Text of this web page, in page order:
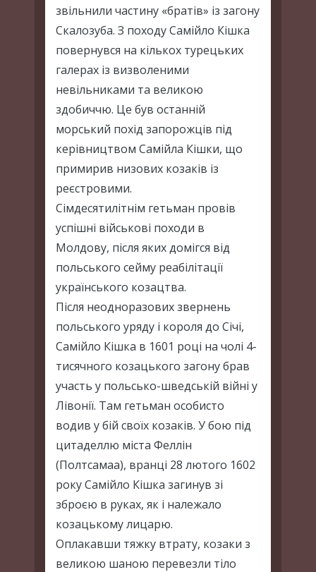
звільнили частину «братів» із загону
Скалозуба. З походу Самійло Кішка
повернувся на кількох турецьких
галерах із визволеними
невільниками та великою
здобиччю. Це був останній
морський похід запорожців під
керівництвом Самійла Кішки, що
примирив низових козаків із
реєстровими.
Сімдесятилітнім гетьман провів
успішні військові походи в
Молдову, після яких домігся від
польського сейму реабілітації
українського козацтва.
Після неодноразових звернень
польського уряду і короля до Січі,
Самійло Кішка в 1601 році на чолі 4-
тисячного козацького загону брав
участь у польсько-шведській війні у
Лівонії. Там гетьман особисто
водив у бій своїх козаків. У бою під
цитаделлю міста Феллін
(Полтсамаа), вранці 28 лютого 1602
року Самійло Кішка загинув зі
зброєю в руках, як і належало
козацькому лицарю.
Оплакавши тяжку втрату, козаки з
великою шаною перевезли тіло